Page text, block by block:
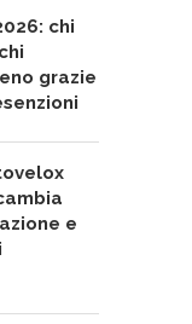
chi
grazie
e